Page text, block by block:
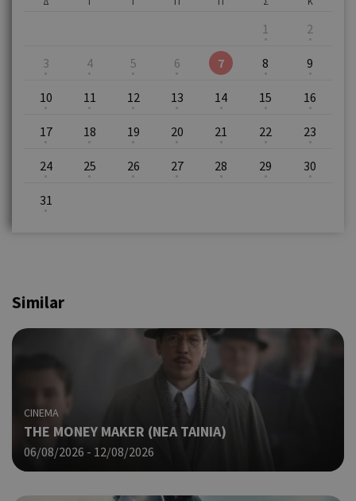
1 2
3 4 5 6 7 8 9
10 11 12 13 14 15 16
17 18 19 20 21 22 23
24 25 26 27 28 29 30
31
Similar
CINEMA
THE MONEY MAKER (ΝΕΑ ΤΑΙΝΙΑ)
06/08/2026 - 12/08/2026